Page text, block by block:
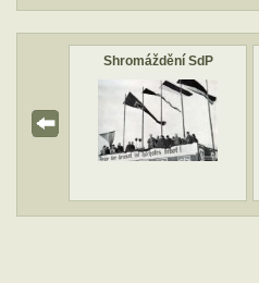
Shromáždění SdP